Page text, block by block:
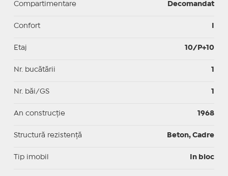
Compartimentare Decomandat
Confort
Etaj 10/P+10
Nr. bucătării 1
Nr. băi/GS 1
An construcție 1968
Structură rezistență Beton, Cadre
Tip imobil In bloc